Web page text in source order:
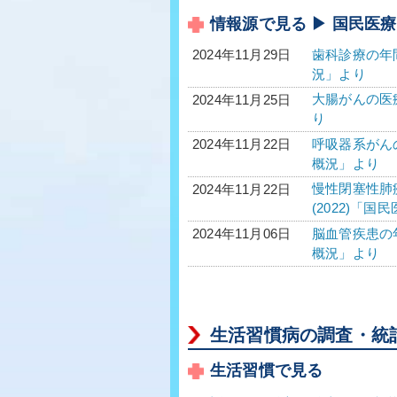
情報源で見る ▶ 国民医
2024年11月29日
歯科診療の
況」より
2024年11月25日
大腸がんの
り
2024年11月22日
呼吸器系が
概況」より
2024年11月22日
慢性閉塞性
(2022)「国民
2024年11月06日
脳血管疾患
概況」より
生活習慣病の調査・統
生活習慣で見る